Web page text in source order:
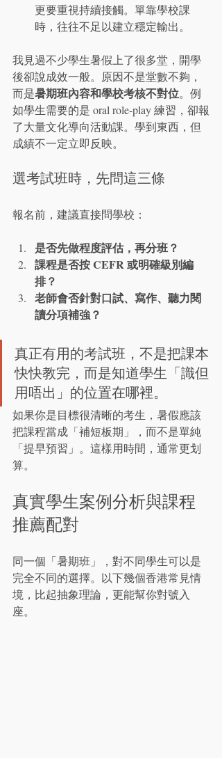
更要重視持續接觸。單靠學校課
時，往往不足以建立穩定輸出。
我見過不少學生暑假上了很多堂，開學
後卻說成效一般。原因不是堂數不夠，
而是暑期班內容和學校考核不對位。例
如學生需要的是 oral role-play 練習，卻報
了大量文化導向活動課。學到東西，但
成績不一定立即反映。
選考試班時，先問這三條
報名前，建議直接問學校：
是否先做程度評估，再分班？
課程是否按 CEFR 或明確級別編
排？
老師會否針對口試、寫作、聽力閱
讀分項補強？
真正有用的考試班，不是把課本
快快教完，而是知道學生「識但
用唔出」的位置在哪裡。
如果你是目標很清晰的考生，暑假應該
把課程當成「補短板期」，而不是單純
「提早預習」。這樣用時間，通常更划
算。
真實學生案例分析與課程
推薦配對
同一個「暑期班」，對不同學生可以是
完全不同的選擇。以下幾個香港常見情
境，比起抽象理論，更能幫你對號入
座。